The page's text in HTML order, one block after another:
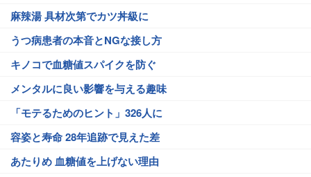
麻辣湯 具材次第でカツ丼級に
うつ病患者の本音とNGな接し方
キノコで血糖値スパイクを防ぐ
メンタルに良い影響を与える趣味
「モテるためのヒント」326人に
容姿と寿命 28年追跡で見えた差
あたりめ 血糖値を上げない理由